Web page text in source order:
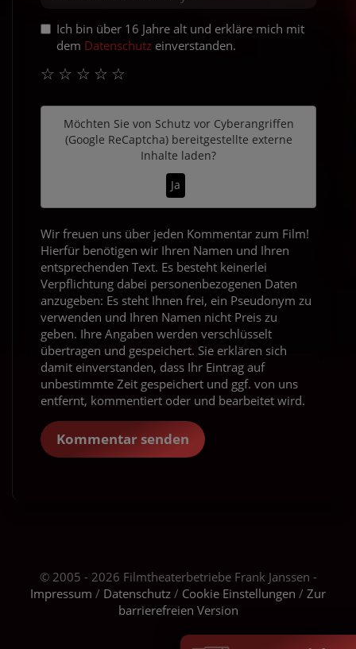
Ich bin über 16 Jahre alt und erkläre mich mit
dem Datenschutz einverstanden.
☆
☆
☆
☆
☆
Möchten Sie von Schutz vor Cyberangriffen
(Google ReCaptcha)bereitgestellte externe
Inhalte laden?
Ja
Wir freuen uns über jeden Kommentar zum Film!
Hierfür benötigen wir Ihren Namen und Ihren
entsprechenden Text. Es besteht keinerlei
Verpflichtung dabei personenbezogenen Daten
anzugeben: Es steht Ihnen frei, ein Pseudonym zu
verwenden und Ihren Namen nicht Preis zu
geben. Ihre Angaben werden verschlüsselt
übertragen und gespeichert. Sie erklären sich
damit einverstanden, dass Ihr Eintrag auf
unbestimmte Zeit gespeichert und ggf. von uns
entfernt, kommentiert oder und bearbeitet wird.
Kommentar senden
© 2005 - 2026 Filmtheaterbetriebe Frank Janssen -
Impressum / Datenschutz / Cookie Einstellungen / Zur
barrierefreien Version